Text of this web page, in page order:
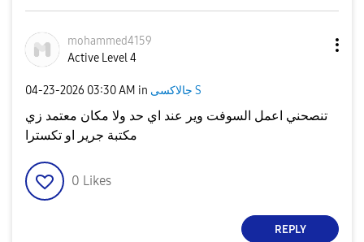
mohammed4159
Active Level 4
‎04-23-2026 03:30 AM in جالاكسى S
تنصحني اعمل السوفت وير عند اي حد ولا مكان معتمد زي
مكتبة جرير او تكسترا
0 Likes
REPLY